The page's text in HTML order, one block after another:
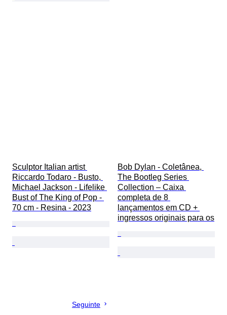
Sculptor Italian artist
Riccardo Todaro - Busto,
Michael Jackson - Lifelike
Bust of The King of Pop -
70 cm - Resina - 2023
Bob Dylan - Coletânea,
The Bootleg Series
Collection – Caixa
completa de 8
lançamentos em CD +
ingressos originais para os
Seguinte